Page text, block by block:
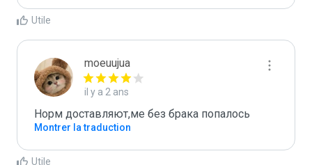
Utile
moeuujua
il y a 2 ans
Норм доставляют,ме без брака попалось
Montrer la traduction
Utile